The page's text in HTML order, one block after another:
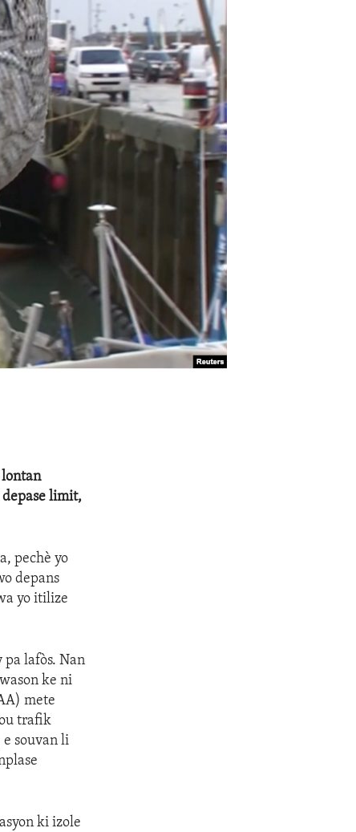
lontan
limit,
pechè yo
depans
yo itilize
pa lafòs. Nan
ke ni
mete
trafik
souvan li
ki izole